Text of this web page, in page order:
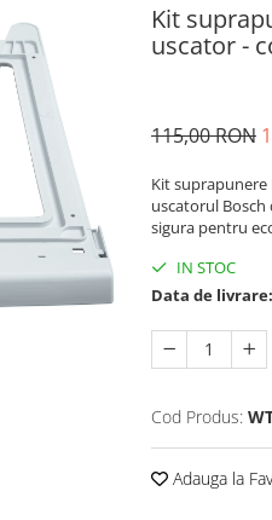
Kit
uscator -
115,00 RON
Kit suprapunere
uscatorul Bosch
sigura pentru
IN STOC
Data de livrare:
Cod Produs:
Adauga la